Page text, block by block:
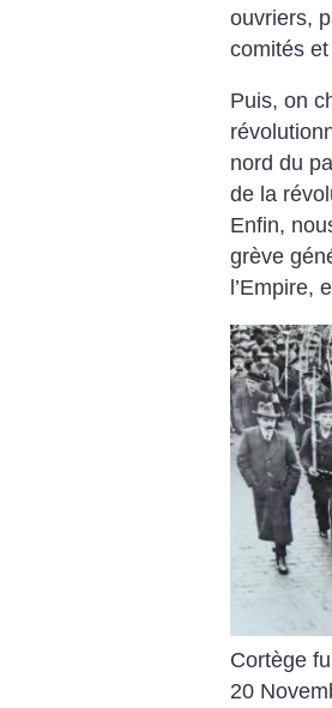
ouvriers,
comités
Puis, on
nord du
de la
Enfin,
grève
l’Empire,
Cortège
20